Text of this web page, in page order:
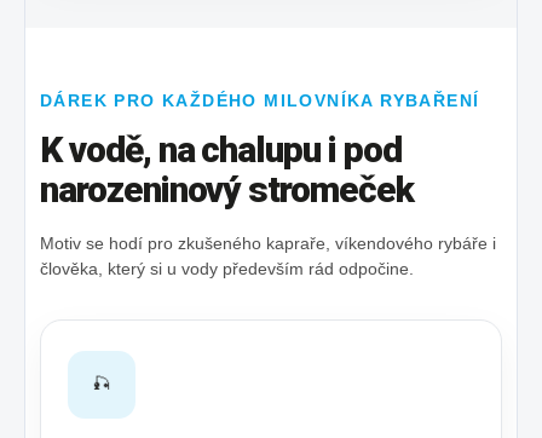
DÁREK PRO KAŽDÉHO MILOVNÍKA RYBAŘENÍ
K vodě, na chalupu i pod
narozeninový stromeček
Motiv se hodí pro zkušeného kapraře, víkendového rybáře i
člověka, který si u vody především rád odpočine.
🎣